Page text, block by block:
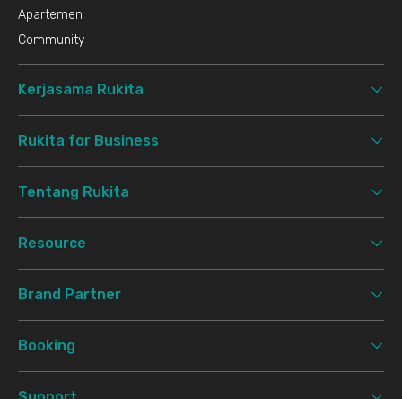
Apartemen
Community
Kerjasama Rukita
Rukita for Business
Tentang Rukita
Resource
Brand Partner
Booking